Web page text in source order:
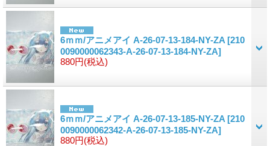
6ｍｍ/アニメアイ A-26-07-13-184-NY-ZA [210
0090000062343-A-26-07-13-184-NY-ZA]
880円(税込)
6ｍｍ/アニメアイ A-26-07-13-185-NY-ZA [210
0090000062342-A-26-07-13-185-NY-ZA]
880円(税込)